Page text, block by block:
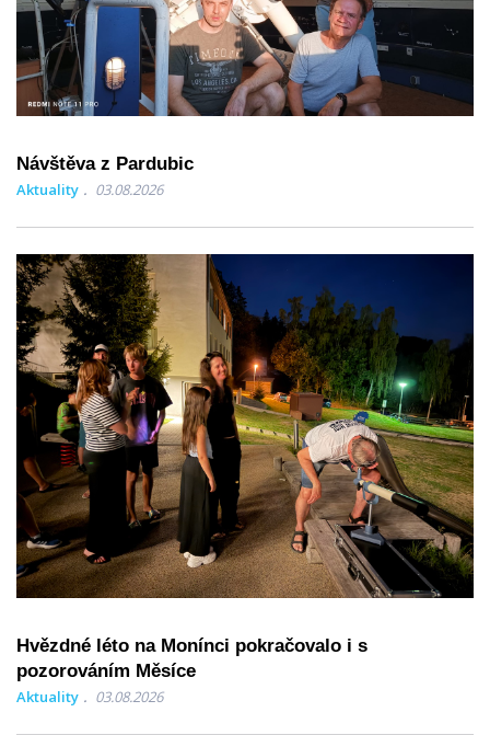
Návštěva z Pardubic
Aktuality 03.08.2026
Hvězdné léto na Monínci pokračovalo i s
pozorováním Měsíce
Aktuality 03.08.2026